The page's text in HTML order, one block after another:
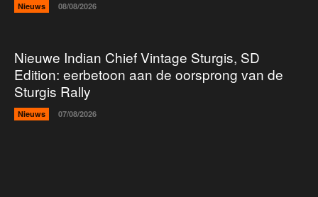
Nieuws 08/08/2026
Nieuwe Indian Chief Vintage Sturgis, SD
Edition: eerbetoon aan de oorsprong van de
Sturgis Rally
Nieuws 07/08/2026